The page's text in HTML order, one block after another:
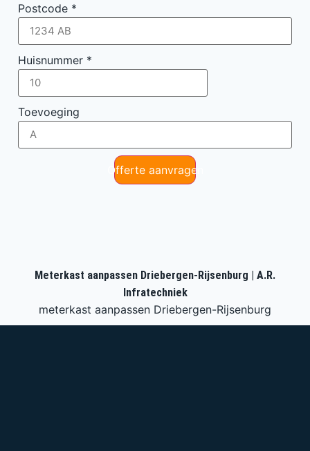
Postcode *
Huisnummer *
Toevoeging
Offerte aanvragen
Meterkast aanpassen Driebergen-Rijsenburg | A.R.
Infratechniek
meterkast aanpassen Driebergen-Rijsenburg